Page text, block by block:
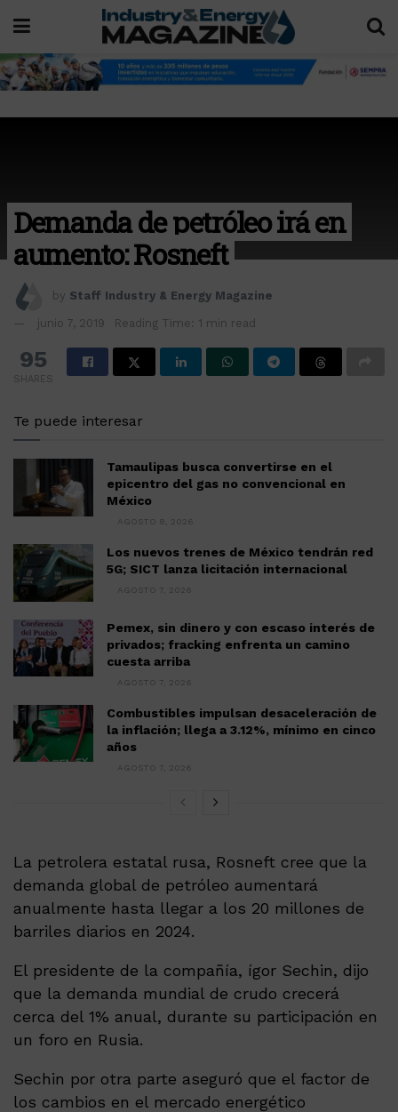
Demanda de petróleo irá en
aumento: Rosneft
by Staff Industry & Energy Magazine
junio 7, 2019 Reading Time: 1 min read
95
SHARES
Te puede interesar
Tamaulipas busca convertirse en el
epicentro del gas no convencional en
México
AGOSTO 8, 2026
Los nuevos trenes de México tendrán red
5G; SICT lanza licitación internacional
AGOSTO 7, 2026
Pemex, sin dinero y con escaso interés de
privados; fracking enfrenta un camino
cuesta arriba
AGOSTO 7, 2026
Combustibles impulsan desaceleración de
la inflación; llega a 3.12%, mínimo en cinco
años
AGOSTO 7, 2026
La petrolera estatal rusa, Rosneft cree que la
demanda global de petróleo aumentará
anualmente hasta llegar a los 20 millones de
barriles diarios en 2024.
El presidente de la compañía, ígor Sechin, dijo
que la demanda mundial de crudo crecerá
cerca del 1% anual, durante su participación en
un foro en Rusia.
Sechin por otra parte aseguró que el factor de
los cambios en el mercado energético